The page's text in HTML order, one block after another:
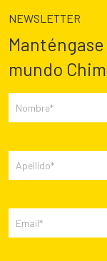
NEWSLETTER
mundo